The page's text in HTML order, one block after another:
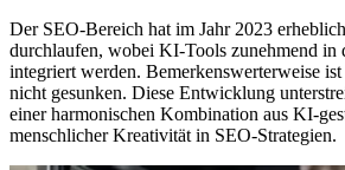
Der SEO-Bereich hat im Jahr 2023
durchlaufen, wobei KI-Tools zunehmend in
integriert werden. Bemerkenswerterweise
nicht gesunken. Diese Entwicklung
einer harmonischen Kombination aus KI-
menschlicher Kreativität in SEO-Strategien.